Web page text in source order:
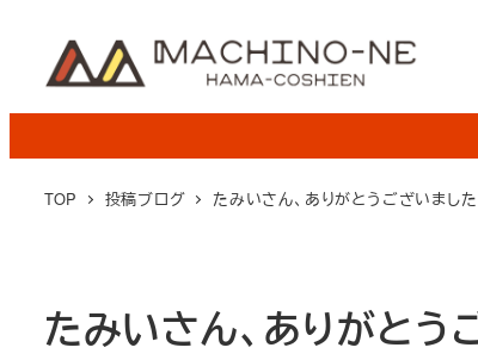
ン
TOP 投稿ブログ たみいさん、ありがとうございまし
たみいさん、ありがとう